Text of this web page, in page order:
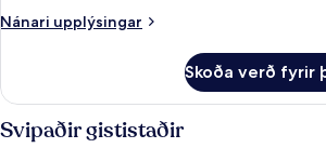
einbreið
reyklaust
Nánari upplýsingar
Nánari
herbergi
2
Skoða verð fyrir
Svipaðir gististaðir